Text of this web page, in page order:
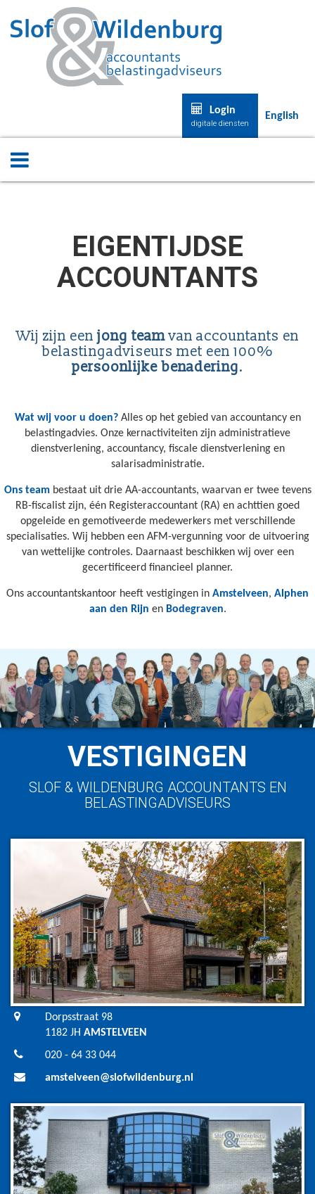
Login
digitale diensten
English
EIGENTIJDSE
ACCOUNTANTS
Wij zijn een jong teamvan accountants en
belastingadviseurs met een 100%
persoonlijke benadering.
Wat wij voor u doen?Alles op het gebied van accountancy en
belastingadvies. Onze kernactiviteiten zijn administratieve
dienstverlening, accountancy, fiscale dienstverlening en
salarisadministratie.
Ons teambestaat uit drie AA-accountants, waarvan er twee tevens
RB-fiscalist zijn, één Registeraccountant (RA) en achttien goed
opgeleide en gemotiveerde medewerkers met verschillende
specialisaties. Wij hebben een AFM-vergunning voor de uitvoering
van wettelijke controles. Daarnaast beschikken wij over een
gecertificeerd financieel planner.
Ons accountantskantoor heeft vestigingen in Amstelveen, Alphen
aan den Rijn en Bodegraven.
VESTIGINGEN
SLOF & WILDENBURG ACCOUNTANTS EN
BELASTINGADVISEURS
Dorpsstraat 98
1182 JH AMSTELVEEN
020 - 64 33 044
amstelveen@slofwildenburg.nl